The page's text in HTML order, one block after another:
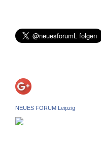
NEUES FORUM Leipzig